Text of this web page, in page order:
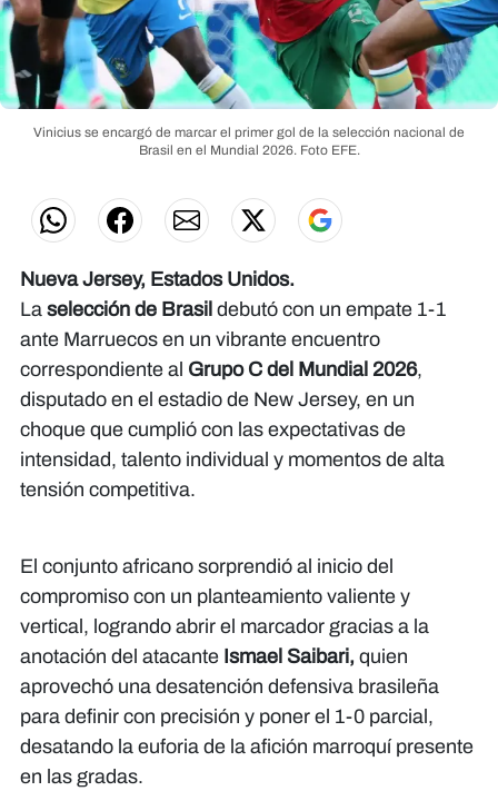
Vinicius se encargó de marcar el primer gol de la selección nacional de
Brasil en el Mundial 2026. Foto EFE.
Nueva Jersey, Estados Unidos.
La selección de Brasil debutó con un empate 1-1
ante Marruecos en un vibrante encuentro
correspondiente al Grupo C del Mundial 2026,
disputado en el estadio de New Jersey, en un
choque que cumplió con las expectativas de
intensidad, talento individual y momentos de alta
tensión competitiva.
El conjunto africano sorprendió al inicio del
compromiso con un planteamiento valiente y
vertical, logrando abrir el marcador gracias a la
anotación del atacante Ismael Saibari, quien
aprovechó una desatención defensiva brasileña
para definir con precisión y poner el 1-0 parcial,
desatando la euforia de la afición marroquí presente
en las gradas.